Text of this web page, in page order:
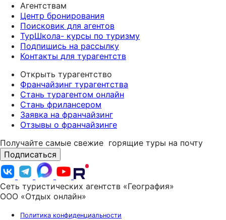
Агентствам
Центр бронирования
Поисковик для агентов
ТурШкола- курсы по туризму
Подпишись на рассылку
Контакты для турагентств
Открыть турагентство
Франчайзинг турагентства
Стань турагентом онлайн
Стань фрилансером
Заявка на франчайзинг
Отзывы о франчайзинге
Получайте самые свежие горящие туры на почту
Подписаться
Сеть туристических агентств «География»
ООО «Отдых онлайн»
Политика конфиденциальности